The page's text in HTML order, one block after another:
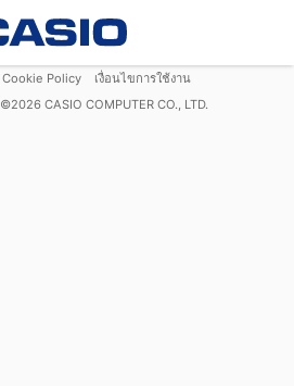
Cookie Policy
เงื่อนไขการใช้งาน
©2026 CASIO COMPUTER CO., LTD.